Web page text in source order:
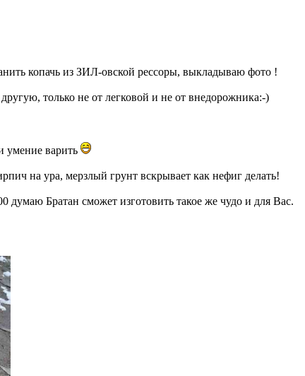
копачь из ЗИЛ-овской рессоры, выкладываю фото !
только не от легковой и не от внедорожника:-)
умение варить
на ура, мерзлый грунт вскрывает как нефиг делать!
Братан сможет изготовить такое же чудо и для Вас.